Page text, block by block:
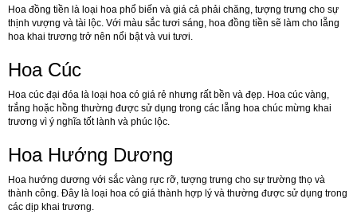
Hoa đồng tiền là loại hoa phổ biến và giá cả phải chăng, tượng trưng cho sự
thịnh vượng và tài lộc. Với màu sắc tươi sáng, hoa đồng tiền sẽ làm cho lẵng
hoa khai trương trở nên nổi bật và vui tươi.
Hoa Cúc
Hoa cúc đại đóa là loại hoa có giá rẻ nhưng rất bền và đẹp. Hoa cúc vàng,
trắng hoặc hồng thường được sử dụng trong các lẵng hoa chúc mừng khai
trương vì ý nghĩa tốt lành và phúc lộc.
Hoa Hướng Dương
Hoa hướng dương với sắc vàng rực rỡ, tượng trưng cho sự trường thọ và
thành công. Đây là loại hoa có giá thành hợp lý và thường được sử dụng trong
các dịp khai trương.